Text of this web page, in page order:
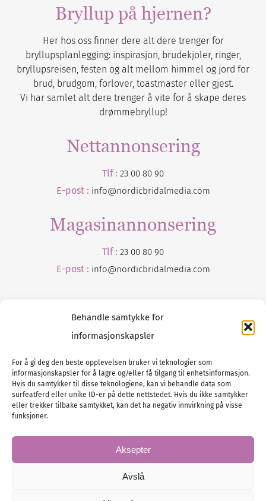
Behandle samtykke for
informasjonskapsler
For å gi deg den beste opplevelsen bruker vi teknologier som
informasjonskapsler for å lagre og/eller få tilgang til enhetsinformasjon.
Hvis du samtykker til disse teknologiene, kan vi behandle data som
surfeatferd eller unike ID-er på dette nettstedet. Hvis du ikke samtykker
eller trekker tilbake samtykket, kan det ha negativ innvirkning på visse
funksjoner.
Aksepter
Avslå
Bryllup på hjernen?
Her hos oss finner dere alt dere trenger for
bryllupsplanlegging: inspirasjon, brudekjoler, ringer,
bryllupsreisen, festen og alt mellom himmel og jord for
brud, brudgom, forlover, toastmaster eller gjest.
Vi har samlet alt dere trenger å vite for å skape deres
drømmebryllup!
Nettannonsering
Tlf : 23 00 80 90
E-post : info@nordicbridalmedia.com
Magasinannonsering
Tlf : 23 00 80 90
E-post : info@nordicbridalmedia.com
Tlf :23 00 80 90
E-post :info@ nordicbridalmedia.com